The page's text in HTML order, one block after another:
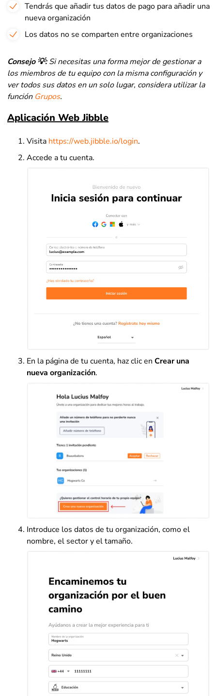
Tendrás que añadir tus datos de pago para añadir una
nueva organización
Los datos no se comparten entre organizaciones
Consejo 💡:Si necesitas una forma mejor de gestionar a
los miembros de tu equipo con la misma configuración y
ver todos sus datos en un solo lugar, considera utilizar la
función Grupos.
Aplicación Web Jibble
Visita https://web.jibble.io/login.
Accede a tu cuenta.
En la página de tu cuenta, haz clic en Crear una
nueva organización.
Introduce los datos de tu organización, como el
nombre, el sector y el tamaño.